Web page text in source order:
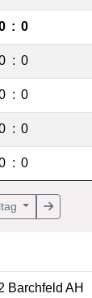
: 0
: 0
: 0
: 0
: 0
Barchfeld AH